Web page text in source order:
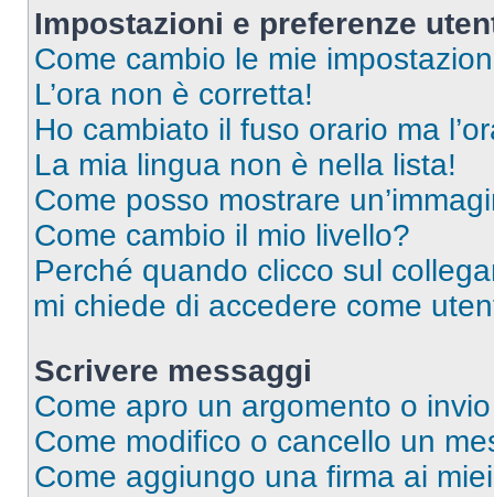
Impostazioni e preferenze
Come cambio le mie
L’ora non è corretta!
Ho cambiato il fuso orario ma
La mia lingua non è nella lista!
Come posso mostrare
Come cambio il mio livello?
Perché quando clicco sul
mi chiede di accedere come
Scrivere messaggi
Come apro un argomento o
Come modifico o cancello un
Come aggiungo una firma ai